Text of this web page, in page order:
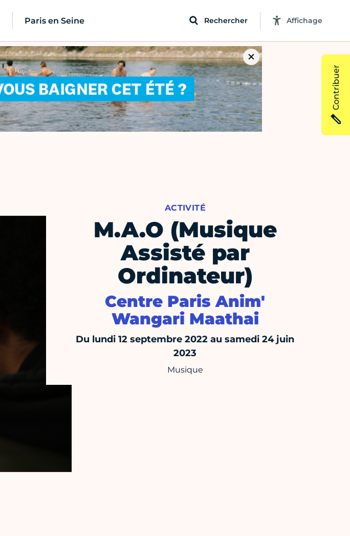
Paris en Seine Rechercher Affichage
ACTIVITÉ
M.A.O (Musique
Assisté par
Ordinateur)
Centre Paris Anim'
Wangari Maathai
Du lundi 12 septembre 2022 au samedi 24 juin
2023
Musique
Contribuer